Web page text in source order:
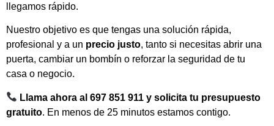
llegamos rápido.
Nuestro objetivo es que tengas una solución rápida,
profesional y a un precio justo, tanto si necesitas abrir una
puerta, cambiar un bombín o reforzar la seguridad de tu
casa o negocio.
Llama ahora al 697 851 911 y solicita tu presupuesto
gratuito. En menos de 25 minutos estamos contigo.